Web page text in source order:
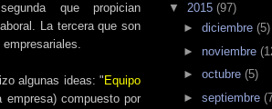
que propician
La tercera que son
algunas ideas: " Equipo
compuesto por
▼ 2015 (97)
► diciembre (5)
► noviembre
► octubre (5)
► septiembre